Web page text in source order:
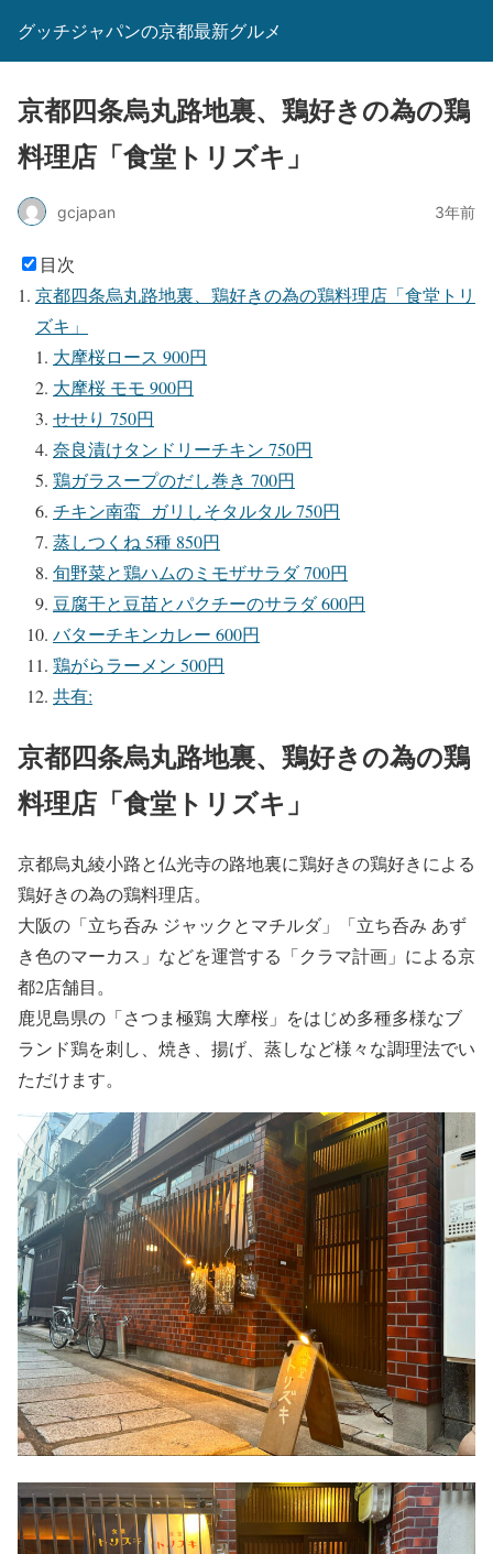
グッチジャパンの京都最新グルメ
京都四条烏丸路地裏、鶏好きの為の鶏
料理店「食堂トリズキ」
gcjapan 3年前
目次
京都四条烏丸路地裏、鶏好きの為の鶏料理店「食堂トリ
ズキ」
大摩桜ロース 900円
大摩桜 モモ 900円
せせり 750円
奈良漬けタンドリーチキン 750円
鶏ガラスープのだし巻き 700円
チキン南蛮 ガリしそタルタル 750円
蒸しつくね 5種 850円
旬野菜と鶏ハムのミモザサラダ 700円
豆腐干と豆苗とパクチーのサラダ 600円
バターチキンカレー 600円
鶏がらラーメン 500円
共有:
京都四条烏丸路地裏、鶏好きの為の鶏
料理店「食堂トリズキ」
京都烏丸綾小路と仏光寺の路地裏に鶏好きの鶏好きによる
鶏好きの為の鶏料理店。
大阪の「立ち呑み ジャックとマチルダ」「立ち呑み あず
き色のマーカス」などを運営する「クラマ計画」による京
都2店舗目。
鹿児島県の「さつま極鶏 大摩桜」をはじめ多種多様なブ
ランド鶏を刺し、焼き、揚げ、蒸しなど様々な調理法でい
ただけます。